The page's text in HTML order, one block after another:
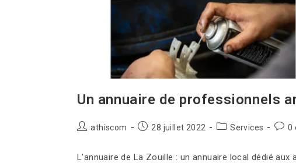
Un annuaire de professionnels
athiscom 28 juillet 2022 Services 0
L'annuaire de La Zouille : un annuaire local dédié